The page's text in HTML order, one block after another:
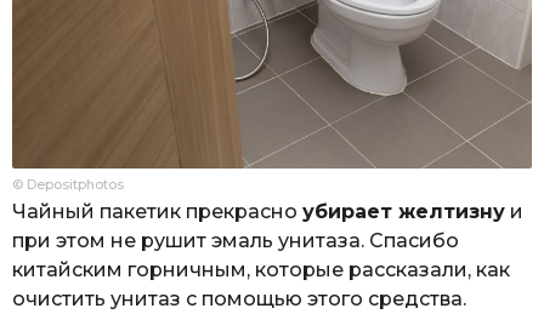
© Depositphotos
Чайный пакетик прекрасно убирает желтизну и
при этом не рушит эмаль унитаза. Спасибо
китайским горничным, которые рассказали, как
очистить унитаз с помощью этого средства.